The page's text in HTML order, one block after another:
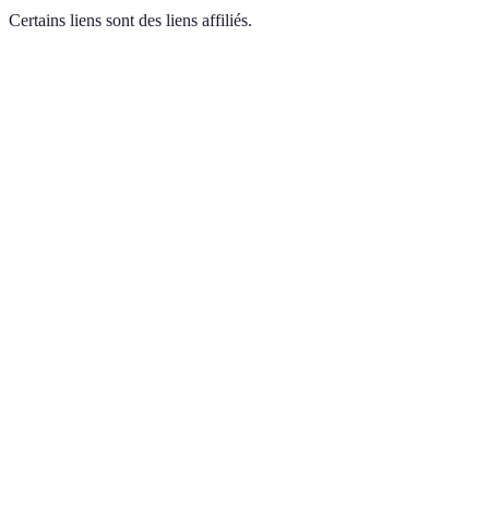
Certains liens sont des liens affiliés.